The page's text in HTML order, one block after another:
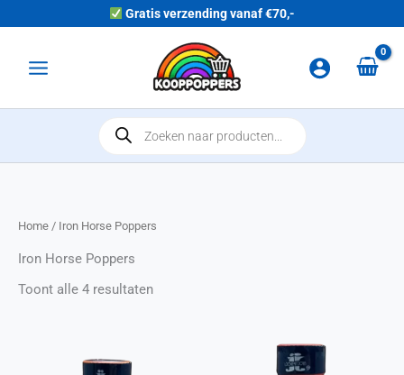
Gratis verzending vanaf €70,-
Producten zoeken
Home / Iron Horse Poppers
Iron Horse Poppers
Toont alle 4 resultaten